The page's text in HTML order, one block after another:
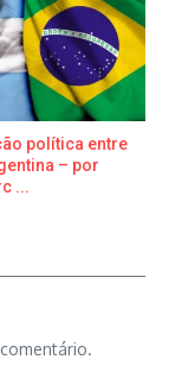
política entre
– por
...